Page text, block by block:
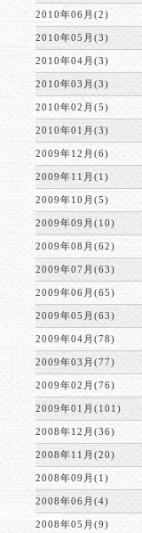
2010年06月(2)
2010年05月(3)
2010年04月(3)
2010年03月(3)
2010年02月(5)
2010年01月(3)
2009年12月(6)
2009年11月(1)
2009年10月(5)
2009年09月(10)
2009年08月(62)
2009年07月(63)
2009年06月(65)
2009年05月(63)
2009年04月(78)
2009年03月(77)
2009年02月(76)
2009年01月(101)
2008年12月(36)
2008年11月(20)
2008年09月(1)
2008年06月(4)
2008年05月(9)